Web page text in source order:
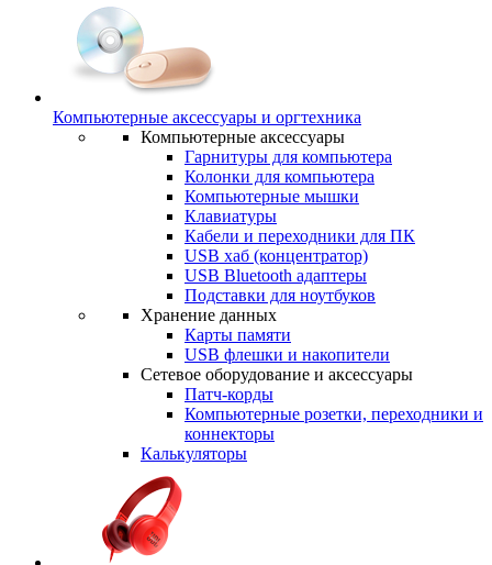
Компьютерные аксессуары и оргтехника
Компьютерные аксессуары
Гарнитуры для компьютера
Колонки для компьютера
Компьютерные мышки
Клавиатуры
Кабели и переходники для ПК
USB хаб (концентратор)
USB Bluetooth адаптеры
Подставки для ноутбуков
Хранение данных
Карты памяти
USB флешки и накопители
Сетевое оборудование и аксессуары
Патч-корды
Компьютерные розетки, переходники и
коннекторы
Калькуляторы